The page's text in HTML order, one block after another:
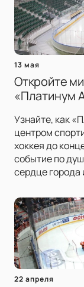
13 мая
Откройте
«Платинум
Узнайте, как
центром
хоккея до
событие по
сердце города
22 апреля